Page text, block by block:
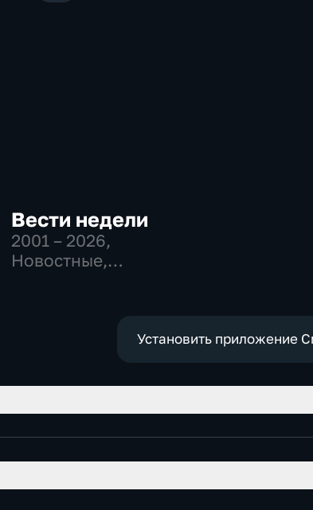
Вести недели
2001 – 2026,
Новостные,
Установить приложение